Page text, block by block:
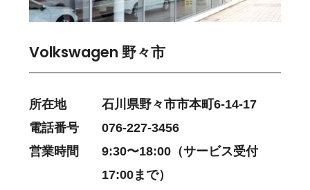
Volkswagen 野々市
所在地
石川県野々市市本町6-14-17
電話番号
076-227-3456
営業時間
9:30〜18:00（サービス受付
17:00まで）